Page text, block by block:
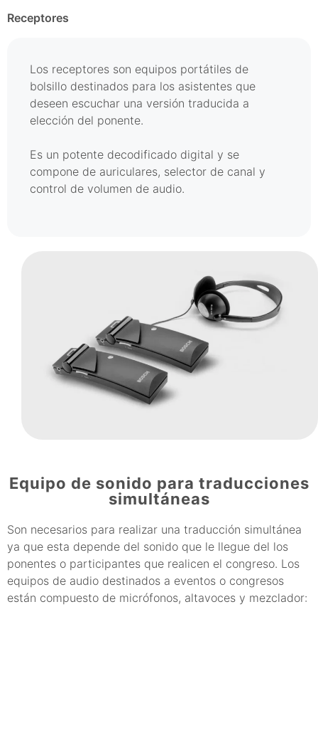
Receptores
Los receptores son equipos portátiles de
bolsillo destinados para los asistentes que
deseen escuchar una versión traducida a
elección del ponente.
Es un potente decodificado digital y se
compone de auriculares, selector de canal y
control de volumen de audio.
Equipo de sonido para traducciones
simultáneas
Son necesarios para realizar una traducción simultánea
ya que esta depende del sonido que le llegue del los
ponentes o participantes que realicen el congreso. Los
equipos de audio destinados a eventos o congresos
están compuesto de micrófonos, altavoces y mezclador: